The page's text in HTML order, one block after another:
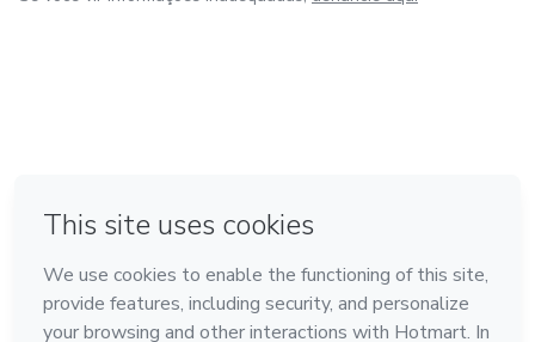
Feito com ❤ na Cidade do México